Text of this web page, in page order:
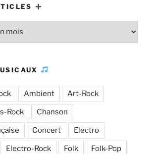
Ambient Art-Rock
Rock Chanson
Concert Electro
Electro-Rock Folk Folk-Pop